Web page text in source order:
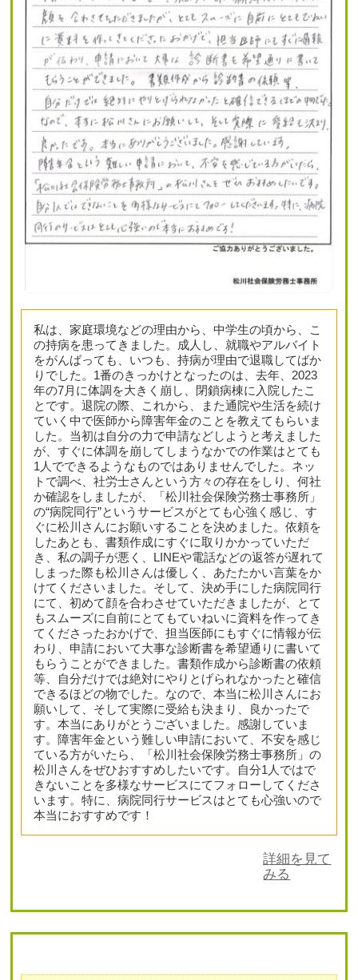
私は、家庭環境などの理由から、中学生の頃から、こ
の持病を患ってきました。成人し、就職やアルバイト
をがんばっても、いつも、持病が理由で退職してばか
りでした。1番のきっかけとなったのは、去年、2023
年の7月に体調を大きく崩し、閉鎖病棟に入院したこ
とです。退院の際、これから、また通院や生活を続け
ていく中で医師から障害年金のことを教えてもらいま
した。当初は自分の力で申請などしようと考えました
が、すぐに体調を崩してしまうなかでの作業はとても
1人でできるようなものではありませんでした。ネッ
トで調べ、社労士さんという方々の存在をしり、何社
か確認をしましたが、「松川社会保険労務士事務所」
の“病院同行”というサービスがとても心強く感じ、す
ぐに松川さんにお願いすることを決めました。依頼を
したあとも、書類作成にすぐに取りかかっていただ
き、私の調子が悪く、LINEや電話などの返答が遅れて
しまった際も松川さんは優しく、あたたかい言葉をか
けてくださいました。そして、決め手にした病院同行
にて、初めて顔を合わさせていただきましたが、とて
もスムーズに自前にとてもていねいに資料を作ってき
てくださったおかげで、担当医師にもすぐに情報が伝
わり、申請において大事な診断書を希望通りに書いて
もらうことができました。書類作成から診断書の依頼
等、自分だけでは絶対にやりとげられなかったと確信
できるほどの物でした。なので、本当に松川さんにお
願いして、そして実際に受給も決まり、良かったで
す。本当にありがとうございました。感謝していま
す。障害年金という難しい申請において、不安を感じ
ている方がいたら、「松川社会保険労務士事務所」の
松川さんをぜひおすすめしたいです。自分1人ではで
きないことを多様なサービスにてフォローしてくださ
います。特に、病院同行サービスはとても心強いので
本当におすすめです！
詳細を見て
みる